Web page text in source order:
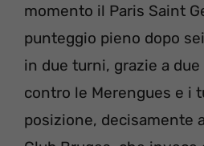
momento il Paris Saint
punteggio pieno dopo
in due turni, grazie a
contro le Merengues e i
posizione, decisamente